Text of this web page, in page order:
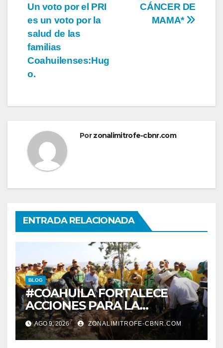
de
entradas
CÁNCER DE
MAMA*
Un voto por el PRI
es un voto por la
salud de las
familias
Coahuilenses:Hug
o.
Porzonalimitrofe-cbnr.com
ENTRADA RELACIONADA
BLOG
#COAHUILA FORTALECE
ACCIONES PARA LA
RESTAURACIÓN Y
PROTECCIÓN DE SUS
ECOSISTEMAS
AGO 9, 2026 ZONALIMITROFE-CBNR.COM